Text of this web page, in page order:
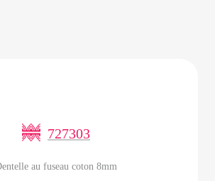
727303
au fuseau coton 8mm